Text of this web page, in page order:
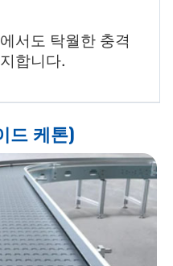
서도 탁월한 충격
합니다.
드 케톤)